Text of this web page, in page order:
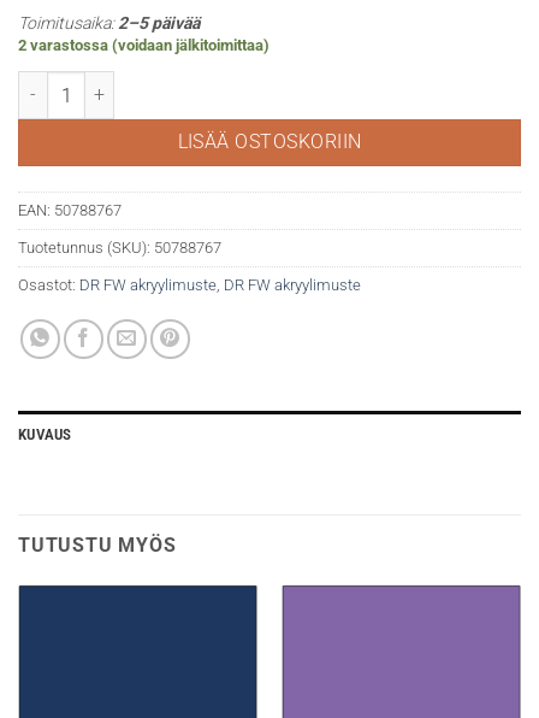
Toimitusaika:2–5 päivää
2 varastossa (voidaan jälkitoimittaa)
DR FW akryylimuste Pearl 29.5 ml 111 Birdwing Copper määrä
LISÄÄ OSTOSKORIIN
EAN: 50788767
Tuotetunnus (SKU): 50788767
Osastot: DR FW akryylimuste, DR FW akryylimuste
KUVAUS
TUTUSTU MYÖS